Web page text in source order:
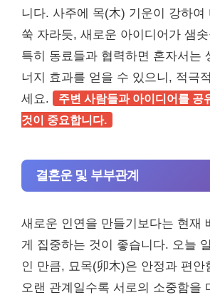
니다. 사주에 목(木) 기운이 강하여
쑥 자라듯, 새로운 아이디어가 샘
특히 동료들과 협력하면 혼자서는
너지 효과를 얻을 수 있으니, 적극
세요.
주변 사람들과 아이디어를 공
것이 중요합니다.
결혼운 및 부부관계
새로운 인연을 만들기보다는 현재
게 집중하는 것이 좋습니다. 오늘
인 만큼, 묘목(卯木)은 안정과 편안
오랜 관계일수록 서로의 소중함을